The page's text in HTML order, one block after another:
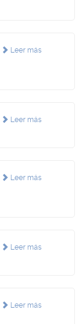
Leer más
Leer más
Leer más
Leer más
Leer más